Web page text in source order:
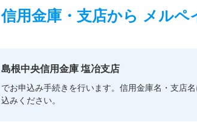
信用金庫・支店から メルペ
島根中央信用金庫 塩冶支店
でお申込み手続きを行います。信用金庫名・支店
込みください。